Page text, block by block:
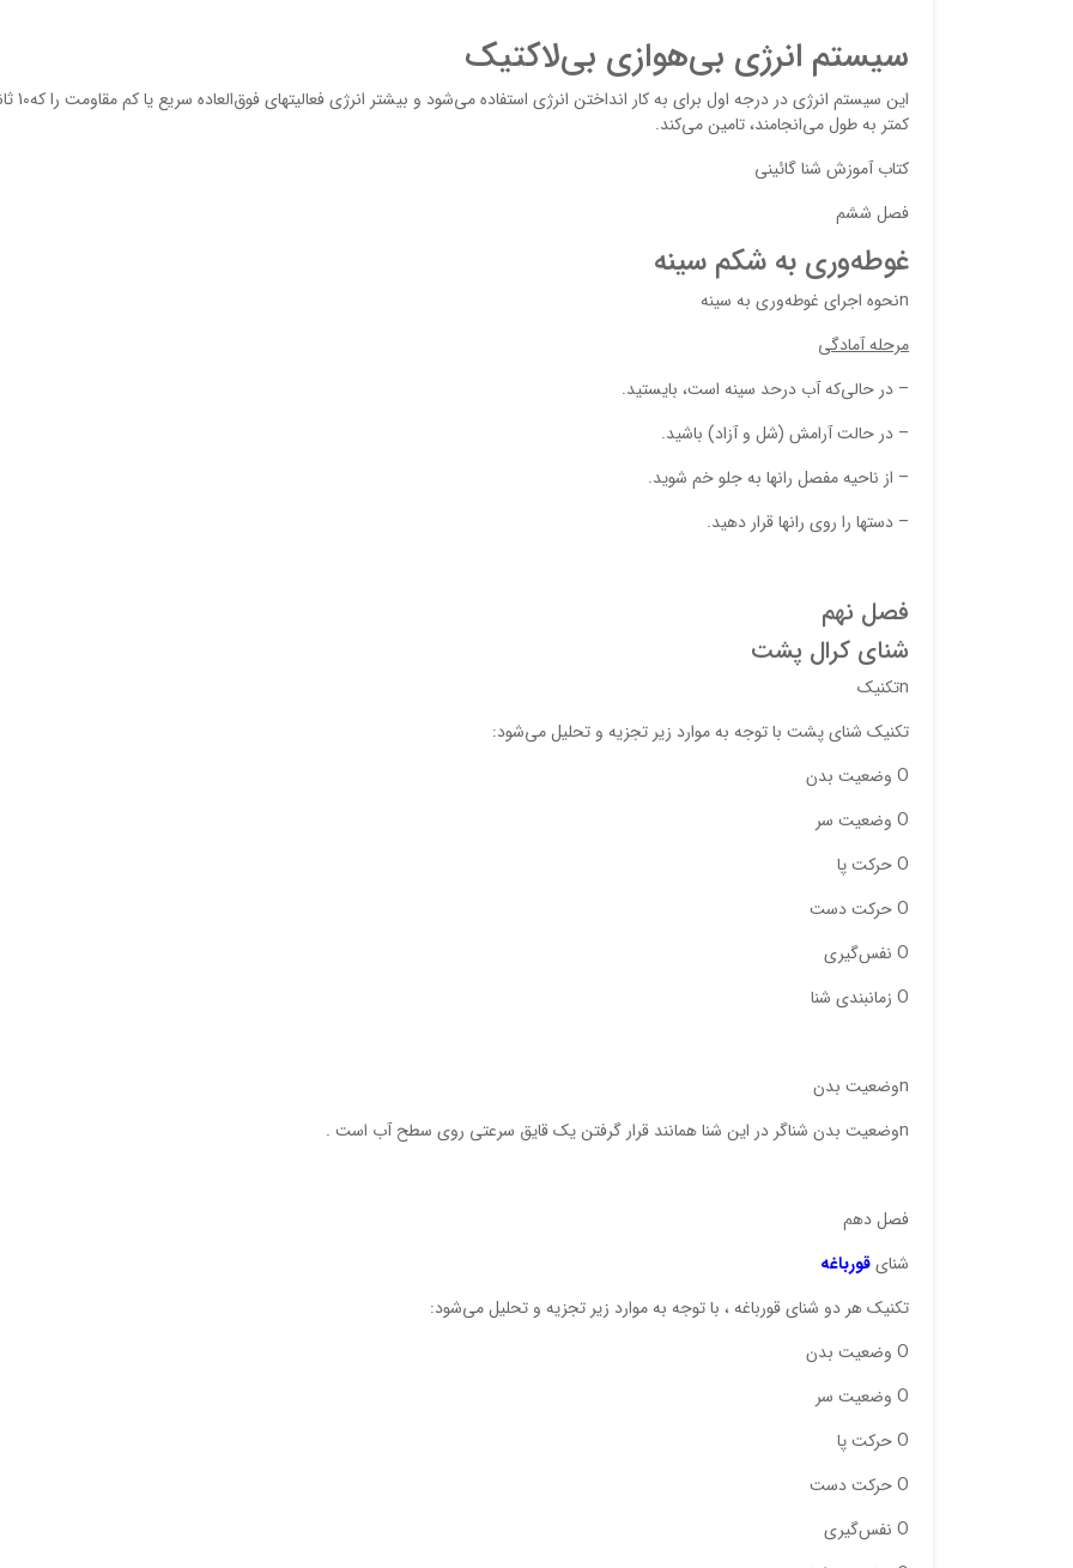
سيستم‌ انرژي‌ بي‌هوازي‌ بي‌لاكتيك‌
اين‌ سيستم‌ انرژي‌ در درجه‌ اول‌
كمتر به‌ طول‌ مي‌انجامند، تامين‌ مي‌كند.
کتاب آموزش شنا گائینی
فصل‌ ششم‌
غوطه‌وري‌ به‌ شكم‌ سينه
nنحوه‌ اجراي‌ غوطه‌وري‌ به‌ سينه‌
مرحلهآمادگي
– در حالي‌كه‌ آب‌ درحد سينه‌ است، بايستيد.
– در حالت‌ آرامش‌ (شل‌ و آزاد) باشيد.
– از ناحيه‌ مفصل‌ رانها به‌ جلو خم‌ شويد.
– دستها را روي‌ رانها قرار دهيد.
فصل‌ نهم‌
شناي‌ كرال‌ پشت‌
nتكنيك
تكنيك‌ شناي‌ پشت‌ با توجه‌ به‌ موارد زير تجزيه‌ و تحليل‌ مي‌شود:
O وضعيت‌ بدن‌
O وضعيت‌ سر
O حركت‌ پا
O حركت‌ دست‌
O نفس‌گيري‌
O زمانبندي‌ شنا
nوضعيت‌ بدن‌
nوضعيت‌ بدن‌ شناگر در اين‌ شنا همانند قرار گرفتن‌ يك‌ قايق‌ سرعتي‌ روي‌ سطح‌ آب ‌است .
فصل‌ دهم‌
شناي‌قورباغه‌
تكنيك ‌هر دو شناي‌ قورباغه‌ ، با توجه‌ به‌ موارد زير تجزيه‌ و تحليل‌ مي‌شود:
O وضعيت‌ بدن‌
O وضعيت‌ سر
O حركت‌ پا
O حركت‌ دست‌
O نفس‌گيري‌